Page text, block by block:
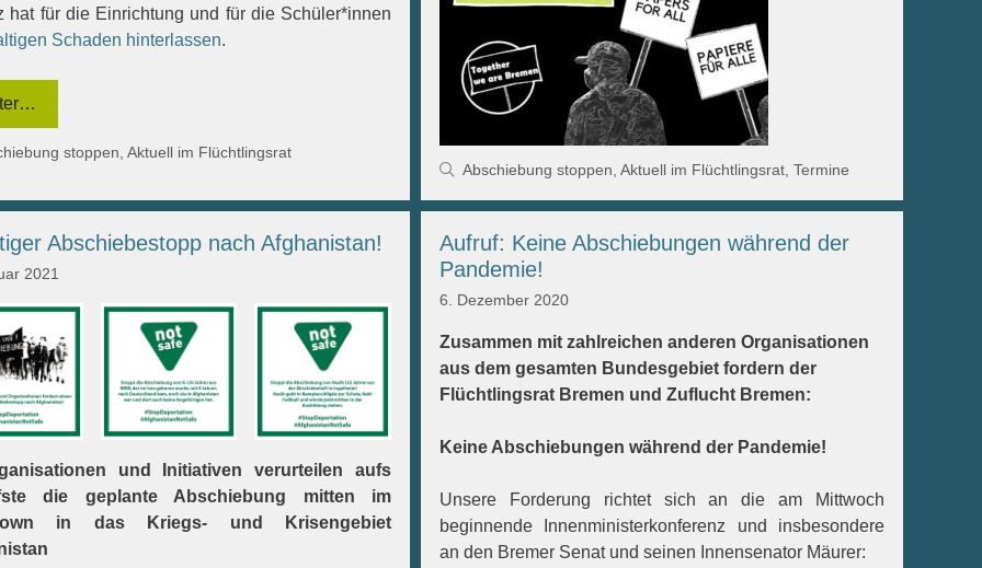
hat für die Einrichtung und für die Schüler*innen
Schaden hinterlassen.
stoppen,Aktuell im Flüchtlingsrat
Kategorien
Abschiebung stoppen,Aktuell im Flüchtlingsrat,Termine
Abschiebestopp nach Afghanistan!
2021
und Initiativen verurteilen aufs
die geplante Abschiebung mitten im
in das Kriegs- und Krisengebiet
Aufruf: Keine Abschiebungen während der
Pandemie!
6. Dezember 2020
Zusammen mit zahlreichen anderen Organisationen
aus dem gesamten Bundesgebiet fordern der
Flüchtlingsrat Bremen und Zuflucht Bremen:
Keine Abschiebungen während der Pandemie!
Unsere Forderung richtet sich an die am Mittwoch
beginnende Innenministerkonferenz und insbesondere
an den Bremer Senat und seinen Innensenator Mäurer: